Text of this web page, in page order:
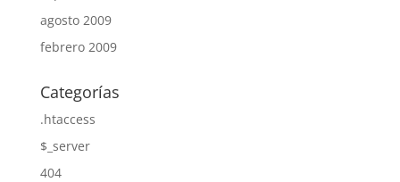
agosto 2009
febrero 2009
Categorías
.htaccess
$_server
404